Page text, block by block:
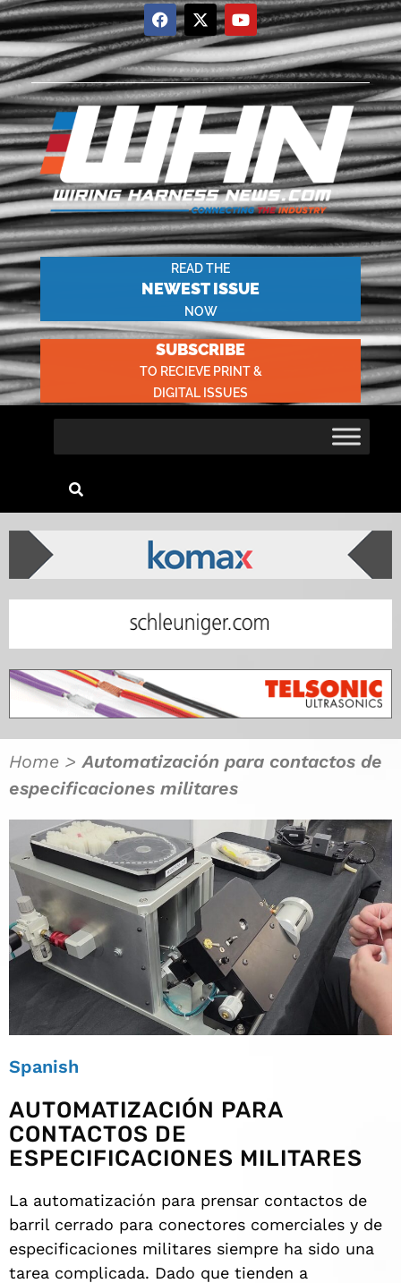
READ THE
NEWEST ISSUE
NOW
SUBSCRIBE
TO RECIEVE PRINT &
DIGITAL ISSUES
Home >Automatización para contactos de
especificaciones militares
Spanish
AUTOMATIZACIÓN PARA
CONTACTOS DE
ESPECIFICACIONES MILITARES
La automatización para prensar contactos de
barril cerrado para conectores comerciales y de
especificaciones militares siempre ha sido una
tarea complicada. Dado que tienden a